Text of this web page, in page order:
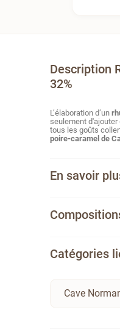
Description
32%
L’élaboration d’un
seulement d'ajouter
tous les goûts
poire-caramel de
En savoir
Catégories
Cave